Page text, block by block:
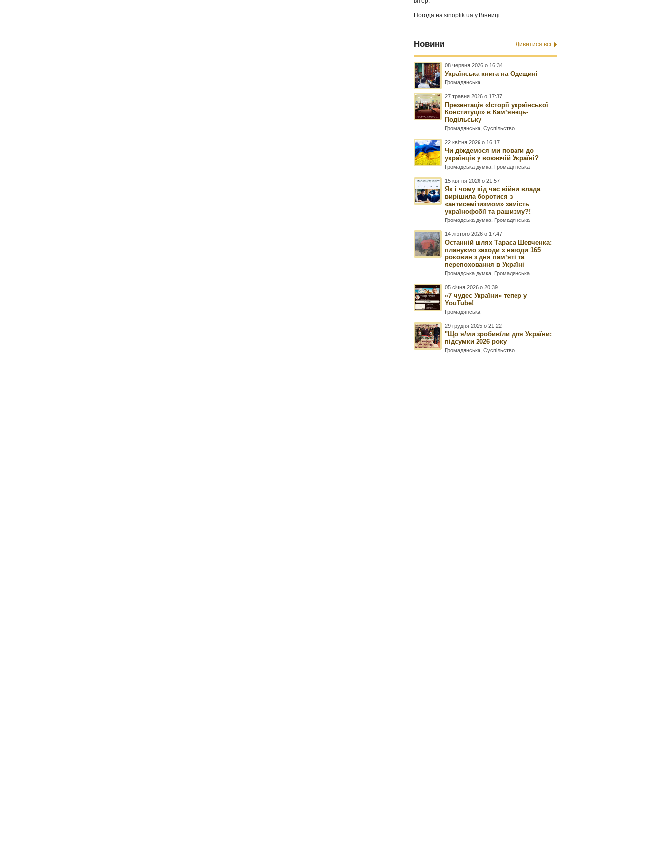
Погода наsinoptik.ua у Вінниці
Новини Дивитися всі
08 червня 2026 о 16:34
Українська книга на Одещині
Громадянська
27 травня 2026 о 17:37
Презентація «Історії української
Конституції» в Камʼянець-
Подільську
Громадянська ,Суспільство
22 квітня 2026 о 16:17
Чи діждемося ми поваги до
українців у воюючій Україні?
Громадська думка Громадянська
15 квітня 2026 о 21:57
Як і чому під час війни влада
вирішила боротися з
«антисемітизмом» замість
українофобії та рашизму?!
Громадська думка Громадянська
14 лютого 2026 о 17:47
Останній шлях Тараса Шевченка:
плануємо заходи з нагоди 165
роковин з дня памʼяті та
перепоховання в Україні
Громадська думка Громадянська
05 січня 2026 о 20:39
«7 чудес України» тепер у
YouTube!
Громадянська
29 грудня 2025 о 21:22
"Що я/ми зробив/ли для України:
підсумки 2026 року
Громадянська ,Суспільство